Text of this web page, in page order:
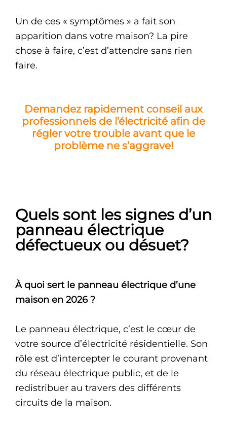
Un de ces « symptômes » a fait son
apparition dans votre maison? La pire
chose à faire, c’est d’attendre sans rien
faire.
Demandez rapidement conseil aux
professionnels de l’électricité afin de
régler votre trouble avant que le
problème ne s’aggrave!
Quels sont les signes d’un
panneau électrique
défectueux ou désuet?
À quoi sert le panneau électrique d’une
maison en 2026 ?
Le panneau électrique, c’est le cœur de
votre source d’électricité résidentielle. Son
rôle est d’intercepter le courant provenant
du réseau électrique public, et de le
redistribuer au travers des différents
circuits de la maison.